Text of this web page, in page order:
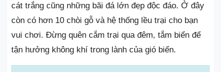
cát trắng cũng những bãi đá lớn đẹp độc đáo. Ở đây
còn có hơn 10 chòi gỗ và hệ thống lều trại cho bạn
vui chơi. Đừng quên cắm trại qua đêm, tắm biển để
tận hưởng không khí trong lành của gió biển.